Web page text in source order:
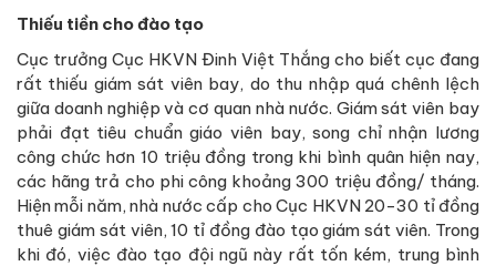
Thiếu tiền cho đào tạo
Cục trưởng Cục HKVN Đinh Việt Thắng cho biết cục đang
rất thiếu giám sát viên bay, do thu nhập quá chênh lệch
giữa doanh nghiệp và cơ quan nhà nước. Giám sát viên bay
phải đạt tiêu chuẩn giáo viên bay, song chỉ nhận lương
công chức hơn 10 triệu đồng trong khi bình quân hiện nay,
các hãng trả cho phi công khoảng 300 triệu đồng/ tháng.
Hiện mỗi năm, nhà nước cấp cho Cục HKVN 20-30 tỉ đồng
thuê giám sát viên, 10 tỉ đồng đào tạo giám sát viên. Trong
khi đó, việc đào tạo đội ngũ này rất tốn kém, trung bình